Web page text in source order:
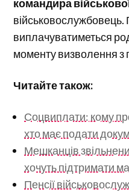
командира
виплачуватиметься
моменту визволення з
Читайте також:
Соцвиплати: кому
хто має подати
Мешканців
хочуть підтримати
Пенсії